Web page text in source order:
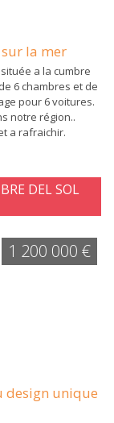
la mer
a la cumbre
6 chambres et de
pour 6 voitures.
notre région..
a rafraichir.
DEL SOL
design unique
1 200 000 €